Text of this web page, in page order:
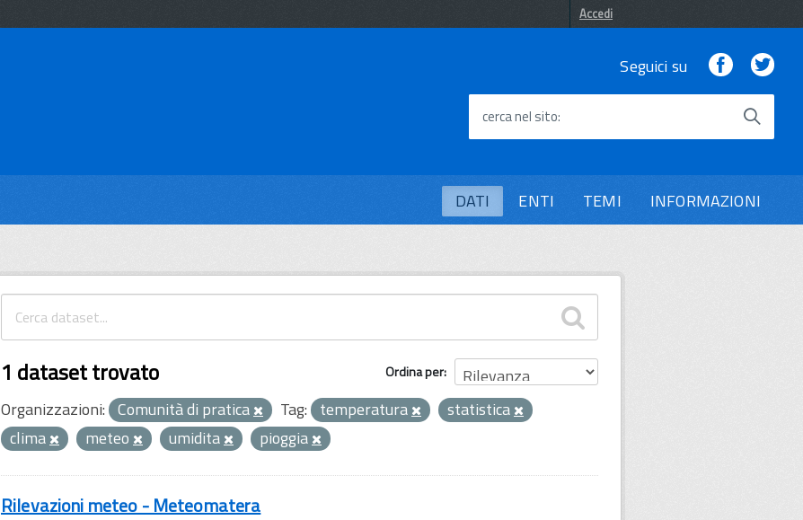
Accedi
Seguici su Facebook
cerca nel sito
DATI ENTI TEMI INFORMAZIONI
Ordina per
1 dataset trovato
Organizzazioni: Comunità di pratica Tag: temperatura
statistica
clima
meteo umidita pioggia
Rilevazioni meteo - Meteomatera